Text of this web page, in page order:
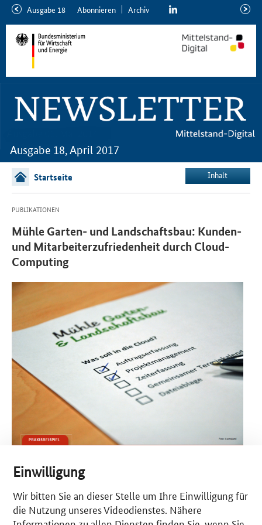
Einwilligung
Wir bitten Sie an dieser Stelle um Ihre Einwilligung für
die Nutzung unseres Videodienstes. Nähere
ältereAusgabe 18 Abon­nie­ren Ar­chiv linkedin
Ausgabe 18, April 2017
Startseite Inhalt
PUBLIKATIONEN
Mühle Garten- und Landschaftsbau: Kunden-
und Mitarbeiterzufriedenheit durch Cloud-
Computing
© Mittelstand 4.0-Agentur Cloud